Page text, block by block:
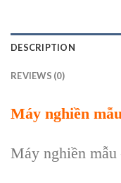
DESCRIPTION
REVIEWS (0)
Máy nghiền
Máy nghiền